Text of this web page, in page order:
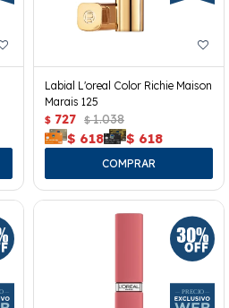
Labial L'oreal Color Richie Maison
Marais 125
$ 727 $ 1.038
$ 618 $ 618